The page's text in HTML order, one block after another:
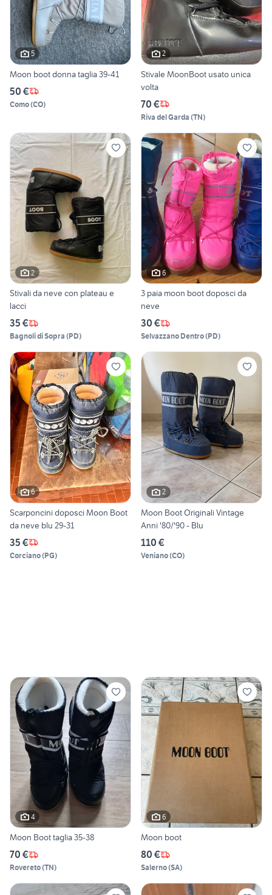
5
Moon boot donna taglia 39-41
50 €
Como(CO)
2
Stivale MoonBoot usato unica
volta
70 €
Riva del Garda (TN)
2
Stivali da neve con plateau e
lacci
35 €
Bagnoli di Sopra (PD)
6
3 paia moon boot doposci da
neve
30 €
Selvazzano Dentro(PD)
6
Scarponcini doposci Moon Boot
da neve blu 29-31
35 €
Corciano(PG)
2
Moon Boot Originali Vintage
Anni '80/'90 - Blu
110 €
Veniano(CO)
4
Moon Boot taglia 35-38
70 €
Rovereto(TN)
6
Moon boot
80 €
Salerno(SA)